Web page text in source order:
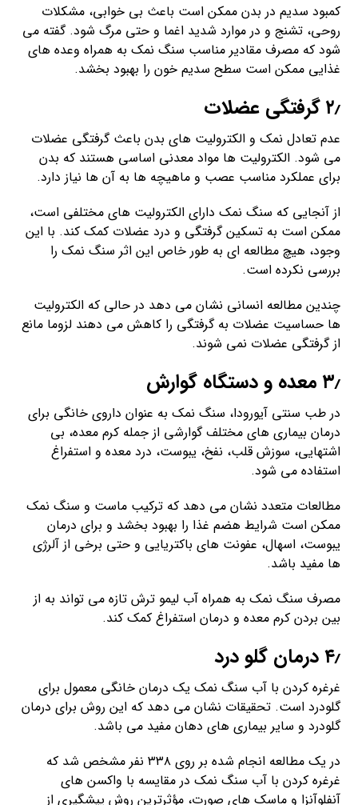
کمبود سدیم در بدن ممکن است باعث بی خوابی، مشکلات
روحی، تشنج و در موارد شدید اغما و حتی مرگ شود. گفته می
شود که مصرف مقادیر مناسب سنگ نمک به همراه وعده های
غذایی ممکن است سطح سدیم خون را بهبود بخشد.
۲٫ گرفتگی عضلات
عدم تعادل نمک و الکترولیت های بدن باعث گرفتگی عضلات
می شود. الکترولیت ها مواد معدنی اساسی هستند که بدن
برای عملکرد مناسب عصب و ماهیچه ها به آن ها نیاز دارد.
از آنجایی که سنگ نمک دارای الکترولیت های مختلفی است،
ممکن است به تسکین گرفتگی و درد عضلات کمک کند. با این
وجود، هیچ مطالعه ای به طور خاص این اثر سنگ نمک را
بررسی نکرده است.
چندین مطالعه انسانی نشان می دهد در حالی که الکترولیت
ها حساسیت عضلات به گرفتگی را کاهش می دهند لزوما مانع
از گرفتگی عضلات نمی شوند.
۳٫ معده و دستگاه گوارش
در طب سنتی آیورودا، سنگ نمک به عنوان داروی خانگی برای
درمان بیماری های مختلف گوارشی از جمله کرم معده، بی
اشتهایی، سوزش قلب، نفخ، یبوست، درد معده و استفراغ
استفاده می شود.
مطالعات متعدد نشان می دهد که ترکیب ماست و سنگ نمک
ممکن است شرایط هضم غذا را بهبود بخشد و برای درمان
یبوست، اسهال، عفونت های باکتریایی و حتی برخی از آلرژی
ها مفید باشد.
مصرف سنگ نمک به همراه آب لیمو ترش تازه می تواند به از
بین بردن کرم معده و درمان استفراغ کمک کند.
۴٫ درمان گلو درد
غرغره کردن با آب سنگ نمک یک درمان خانگی معمول برای
گلودرد است. تحقیقات نشان می دهد که این روش برای درمان
گلودرد و سایر بیماری های دهان مفید می باشد.
در یک مطالعه انجام شده بر روی ۳۳۸ نفر مشخص شد که
غرغره کردن با آب سنگ نمک در مقایسه با واکسن های
آنفلوآنزا و ماسک های صورت، مؤثرترین روش پیشگیری از